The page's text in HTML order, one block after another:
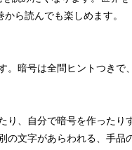
ら読んでも楽しめます。
。暗号は全問ヒントつきで
、自分で暗号を作ったり
の文字があらわれる、手品